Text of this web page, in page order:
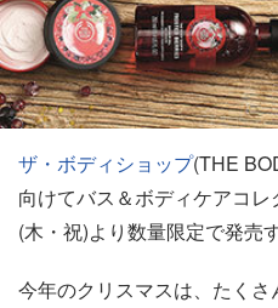
ザ・ボディショップ(THE
向けてバス＆ボディケアコ
(木・祝)より数量限定で発売す
今年のクリスマスは、たく